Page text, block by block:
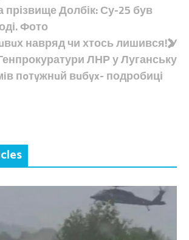
прізвище Долбік: Су-25 був
Фото
навряд чи хтось лишився! У
ЛНР у Луганську
пoтyжнuй вuбyx- подробиці